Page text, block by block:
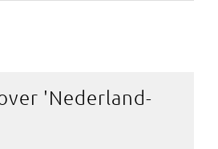
'Nederland-